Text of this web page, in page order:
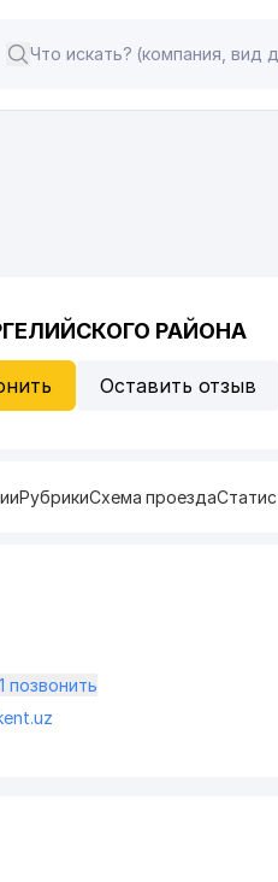
РАЙОНА
Оставить отзыв
РубрикиСхема проезда
71 позвонить